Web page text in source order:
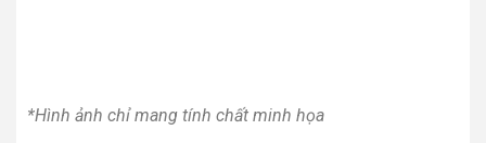
*Hình ảnh chỉ mang tính chất minh họa